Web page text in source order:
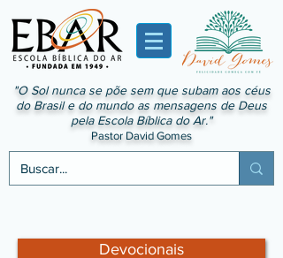
"O Sol nunca se põe sem que subam aos céus
do Brasil e do mundo as mensagens de Deus
pela Escola Bíblica do Ar."
Pastor David Gomes
Devocionais